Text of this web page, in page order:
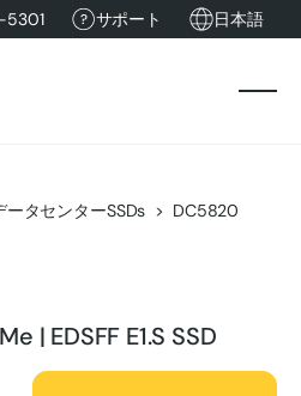
サポート 日本語
ータセンターSSDs DC5820
| EDSFF E1.S SSD
製品概要